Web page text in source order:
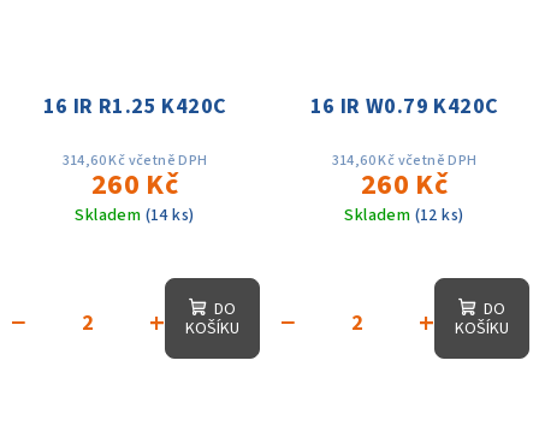
16 IR R1.25 K420C
314,60 Kč včetně DPH
260 Kč
Skladem (14 ks)
+
−
DO
KOŠÍKU
16 IR W0.79 K420C
314,60 Kč včetně DPH
260 Kč
Skladem (12 ks)
+
−
DO
KOŠÍKU